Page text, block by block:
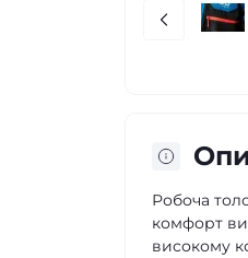
Робоча
комфорт
високому